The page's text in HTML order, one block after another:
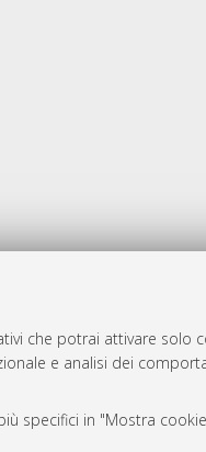
che potrai attivare solo
e analisi dei
specifici in "Mostra